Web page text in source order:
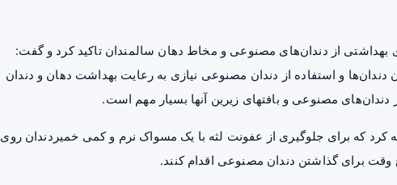
بهداشتی از دندان‌های مصنوعی و مخاط دهان سالمندان تاکید کرد و گفت:
و استفاده از دندان مصنوعی نیازی به رعایت بهداشت دهان و دندان
مصنوعی و بافتهای زیرین آنها بسیار مهم است.
کرد که برای جلوگیری از عفونت لثه با یک مسواک نرم و کمی خمیردندان روی
برای گذاشتن دندان مصنوعی اقدام کنند.